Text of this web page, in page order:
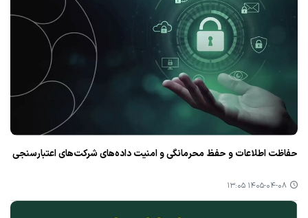
حفاظت اطلاعات و حفظ محرمانگی و امنیت داده‌های شرکت‌های اعتبارسنجی
۱۴۰۵-۰۴-۰۸ ۱۳:۰۵